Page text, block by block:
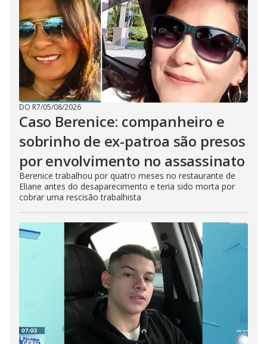
DO R7/05/08/2026
Caso Berenice: companheiro e
sobrinho de ex-patroa são presos
por envolvimento no assassinato
Berenice trabalhou por quatro meses no restaurante de
Eliane antes do desaparecimento e teria sido morta por
cobrar uma rescisão trabalhista